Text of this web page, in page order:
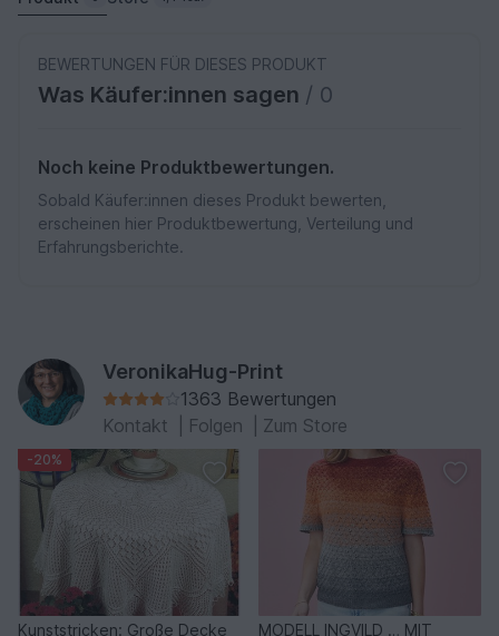
BEWERTUNGEN FÜR DIESES PRODUKT
Was Käufer:innen sagen / 0
Noch keine Produktbewertungen.
Sobald Käufer:innen dieses Produkt bewerten,
erscheinen hier Produktbewertung, Verteilung und
Erfahrungsberichte.
VeronikaHug-Print
1363 Bewertungen
Kontakt
Folgen Zum Store
-20%
Kunststricken: Große Decke MODELL INGVILD … MIT